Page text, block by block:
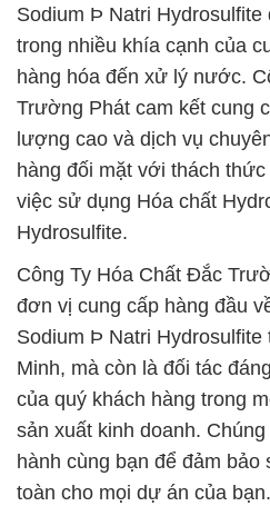
Sodium Þ Natri Hydrosulfite
trong nhiều khía cạnh của
hàng hóa đến xử lý nước.
Trường Phát cam kết cung
lượng cao và dịch vụ
hàng đối mặt với thách
việc sử dụng Hóa chất
Hydrosulfite.
Công Ty Hóa Chất Đắc
đơn vị cung cấp hàng đầu
Sodium Þ Natri Hydrosulfite
Minh, mà còn là đối tác
của quý khách hàng trong
sản xuất kinh doanh.
hành cùng bạn để đảm bảo
toàn cho mọi dự án của bạn.